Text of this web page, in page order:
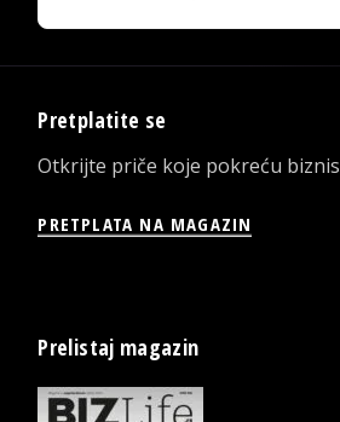
Pretplatite se
Otkrijte priče koje pokreću biznis
PRETPLATA NA MAGAZIN
Prelistaj magazin